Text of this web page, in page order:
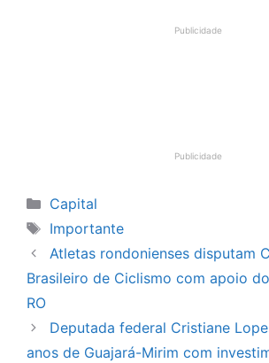
Publicidade
Publicidade
Categorias
Capital
Tags
Importante
Atletas rondonienses disputam
Brasileiro de Ciclismo com apoio
RO
Deputada federal Cristiane
anos de Guajará-Mirim com